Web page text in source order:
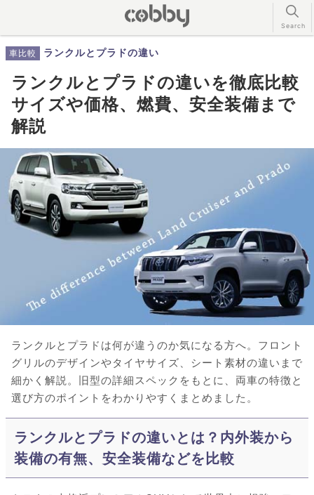
車比較 ランクルとプラドの違い
ランクルとプラドの違いを徹底比較
サイズや価格、燃費、安全装備まで
解説
ランクルとプラドは何が違うのか気になる方へ。フロント
グリルのデザインやタイヤサイズ、シート素材の違いまで
細かく解説。旧型の詳細スペックをもとに、両車の特徴と
選び方のポイントをわかりやすくまとめました。
ランクルとプラドの違いとは？内外装から
装備の有無、安全装備などを比較